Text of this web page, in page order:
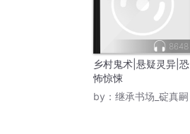
8648
乡村鬼术|悬疑灵异|恐
怖惊悚
by： 继承书场_碇真嗣